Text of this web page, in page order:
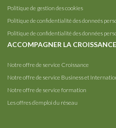
Politique de gestion des cookies
Politique de confidentialité des donneés
Politique de confidentialité des données
ACCOMPAGNER LA CROISSANCE
Notre offre de service Croissance
Notre offre de service Business et
Notre offre de service formation
Les offres d’emploi du réseau